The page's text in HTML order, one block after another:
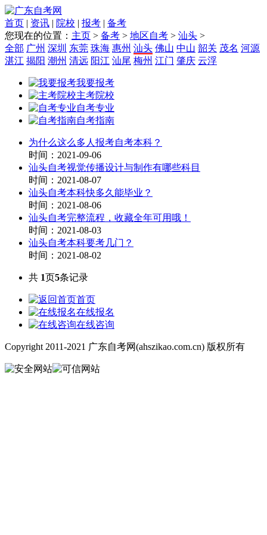
首页 | 资讯 | 院校 | 报考 | 备考
您现在的位置： 主页 > 备考 > 地区自考 > 汕头 >
全部 广州 深圳 东莞 珠海 惠州 汕头 佛山 中山 韶关 茂名 河源
湛江 揭阳 潮州 清远 阳江 汕尾 梅州 江门 肇庆 云浮
我要报考
主考院校
自考专业
自考指南
为什么这么多人报考自考本科？
时间：2021-09-06
汕头自考视觉传播设计与制作有哪些科目
时间：2021-08-07
汕头自考本科快多久能毕业？
时间：2021-08-06
汕头自考完整流程，收藏全年可用哦！
时间：2021-08-03
汕头自考本科要考几门？
时间：2021-08-02
共 1页5条记录
首页
在线报名
在线咨询
Copyright 2011-2021 广东自考网(ahszikao.com.cn) 版权所有